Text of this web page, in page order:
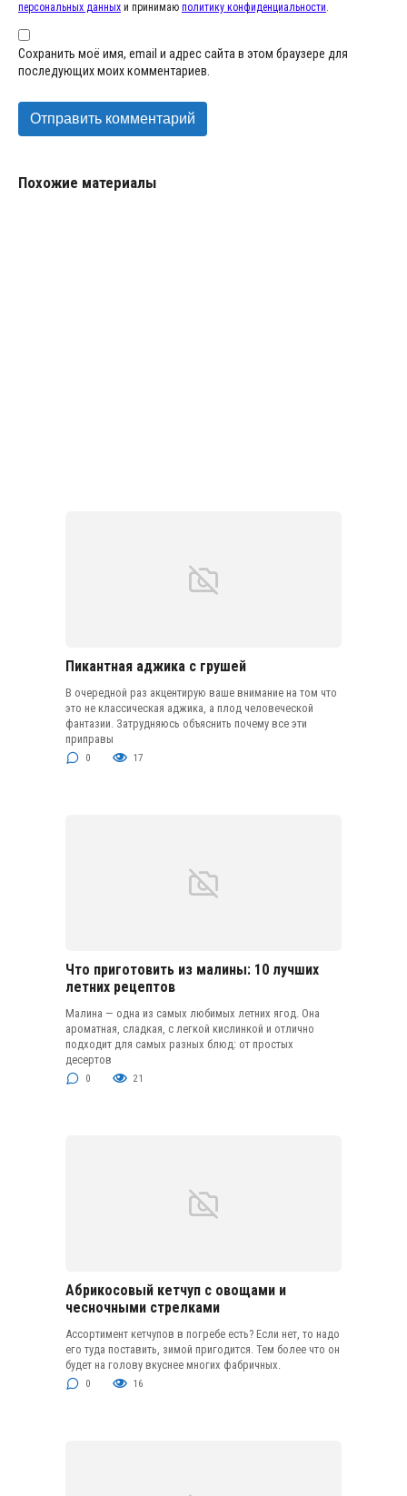
персональных данных и принимаю политику конфиденциальности.
Сохранить моё имя, email и адрес сайта в этом браузере для
последующих моих комментариев.
Похожие материалы
Пикантная аджика с грушей
В очередной раз акцентирую ваше внимание на том что
это не классическая аджика, а плод человеческой
фантазии. Затрудняюсь объяснить почему все эти
приправы
0 17
Что приготовить из малины: 10 лучших
летних рецептов
Малина — одна из самых любимых летних ягод. Она
ароматная, сладкая, с легкой кислинкой и отлично
подходит для самых разных блюд: от простых
десертов
0 21
Абрикосовый кетчуп с овощами и
чесночными стрелками
Ассортимент кетчупов в погребе есть? Если нет, то надо
его туда поставить, зимой пригодится. Тем более что он
будет на голову вкуснее многих фабричных.
0 16